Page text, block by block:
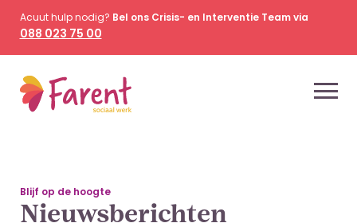
Acuut hulp nodig? Bel ons Crisis- en Interventie Team via
088 023 75 00
Blijf op de hoogte
Nieuwsberichten